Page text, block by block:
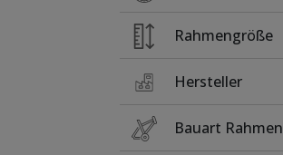
Rahmengröße
Hersteller
Bauart Rahmen